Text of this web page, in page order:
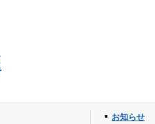
お知らせ